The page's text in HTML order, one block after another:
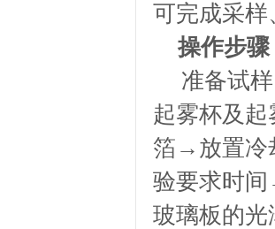
可完成采
操作步骤
准备试
起雾杯及
箔→放置冷
验要求时
玻璃板的